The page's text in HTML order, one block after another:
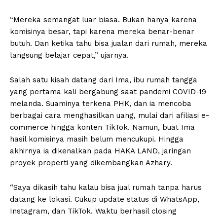
“Mereka semangat luar biasa. Bukan hanya karena
komisinya besar, tapi karena mereka benar-benar
butuh. Dan ketika tahu bisa jualan dari rumah, mereka
langsung belajar cepat,” ujarnya.
Salah satu kisah datang dari Ima, ibu rumah tangga
yang pertama kali bergabung saat pandemi COVID-19
melanda. Suaminya terkena PHK, dan ia mencoba
berbagai cara menghasilkan uang, mulai dari afiliasi e-
commerce hingga konten TikTok. Namun, buat Ima
hasil komisinya masih belum mencukupi. Hingga
akhirnya ia dikenalkan pada HAKA LAND, jaringan
proyek properti yang dikembangkan Azhary.
“Saya dikasih tahu kalau bisa jual rumah tanpa harus
datang ke lokasi. Cukup update status di WhatsApp,
Instagram, dan TikTok. Waktu berhasil closing